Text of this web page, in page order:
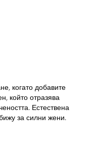
когато добавите
който отразява
Естествена
за силни жени.